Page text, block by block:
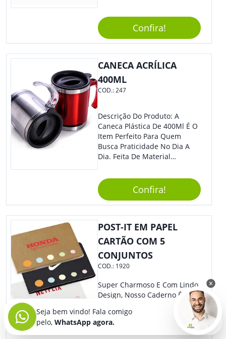
Para Diversas Ocasiões.
Perfeito, Não É?!
Confira!
CANECA ACRÍLICA
400ML
COD.:247
Descrição Do Produto: A
Caneca Plástica De 400Ml É O
Item Perfeito Para Quem
Busca Praticidade No Dia A
Dia. Feita De Material
Caneca É Ideal Para Ser
Utilizada Em Casa, No
Trabalho Ou Em Qualquer
Outra Atividade Do Seu
Cotidiano. Benefícios: -
Capacidade De 400Ml, Ideal
Para Diferentes Tipos De
Bebidas Quentes Ou Frias. -
Leve E Fácil De Transportar,
Podendo Ser Levada Para
Plástico De Alta Qualidade,
Resistente A Quedas E Não
Quebra Com Facilidade. Usos
Sugeridos: - Perfeita Para
Tomar Café, Chá, Sucos Ou
Confira!
POST-IT EM PAPEL
CARTÃO COM 5
CONJUNTOS
COD.: 1920
Super Charmoso E Com Lindo
Design, Nosso Caderno É O
Personalizado Com Sua
Marca. A Capa Em Couro
Sintético É Resistente, E O
Seja bem vindo! Fala comigo
pelo, WhatsApp agora.